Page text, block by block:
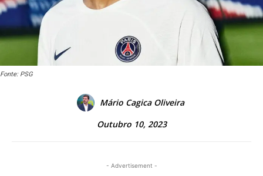
Fonte: PSG
Mário Cagica Oliveira
Outubro 10, 2023
- Advertisement -